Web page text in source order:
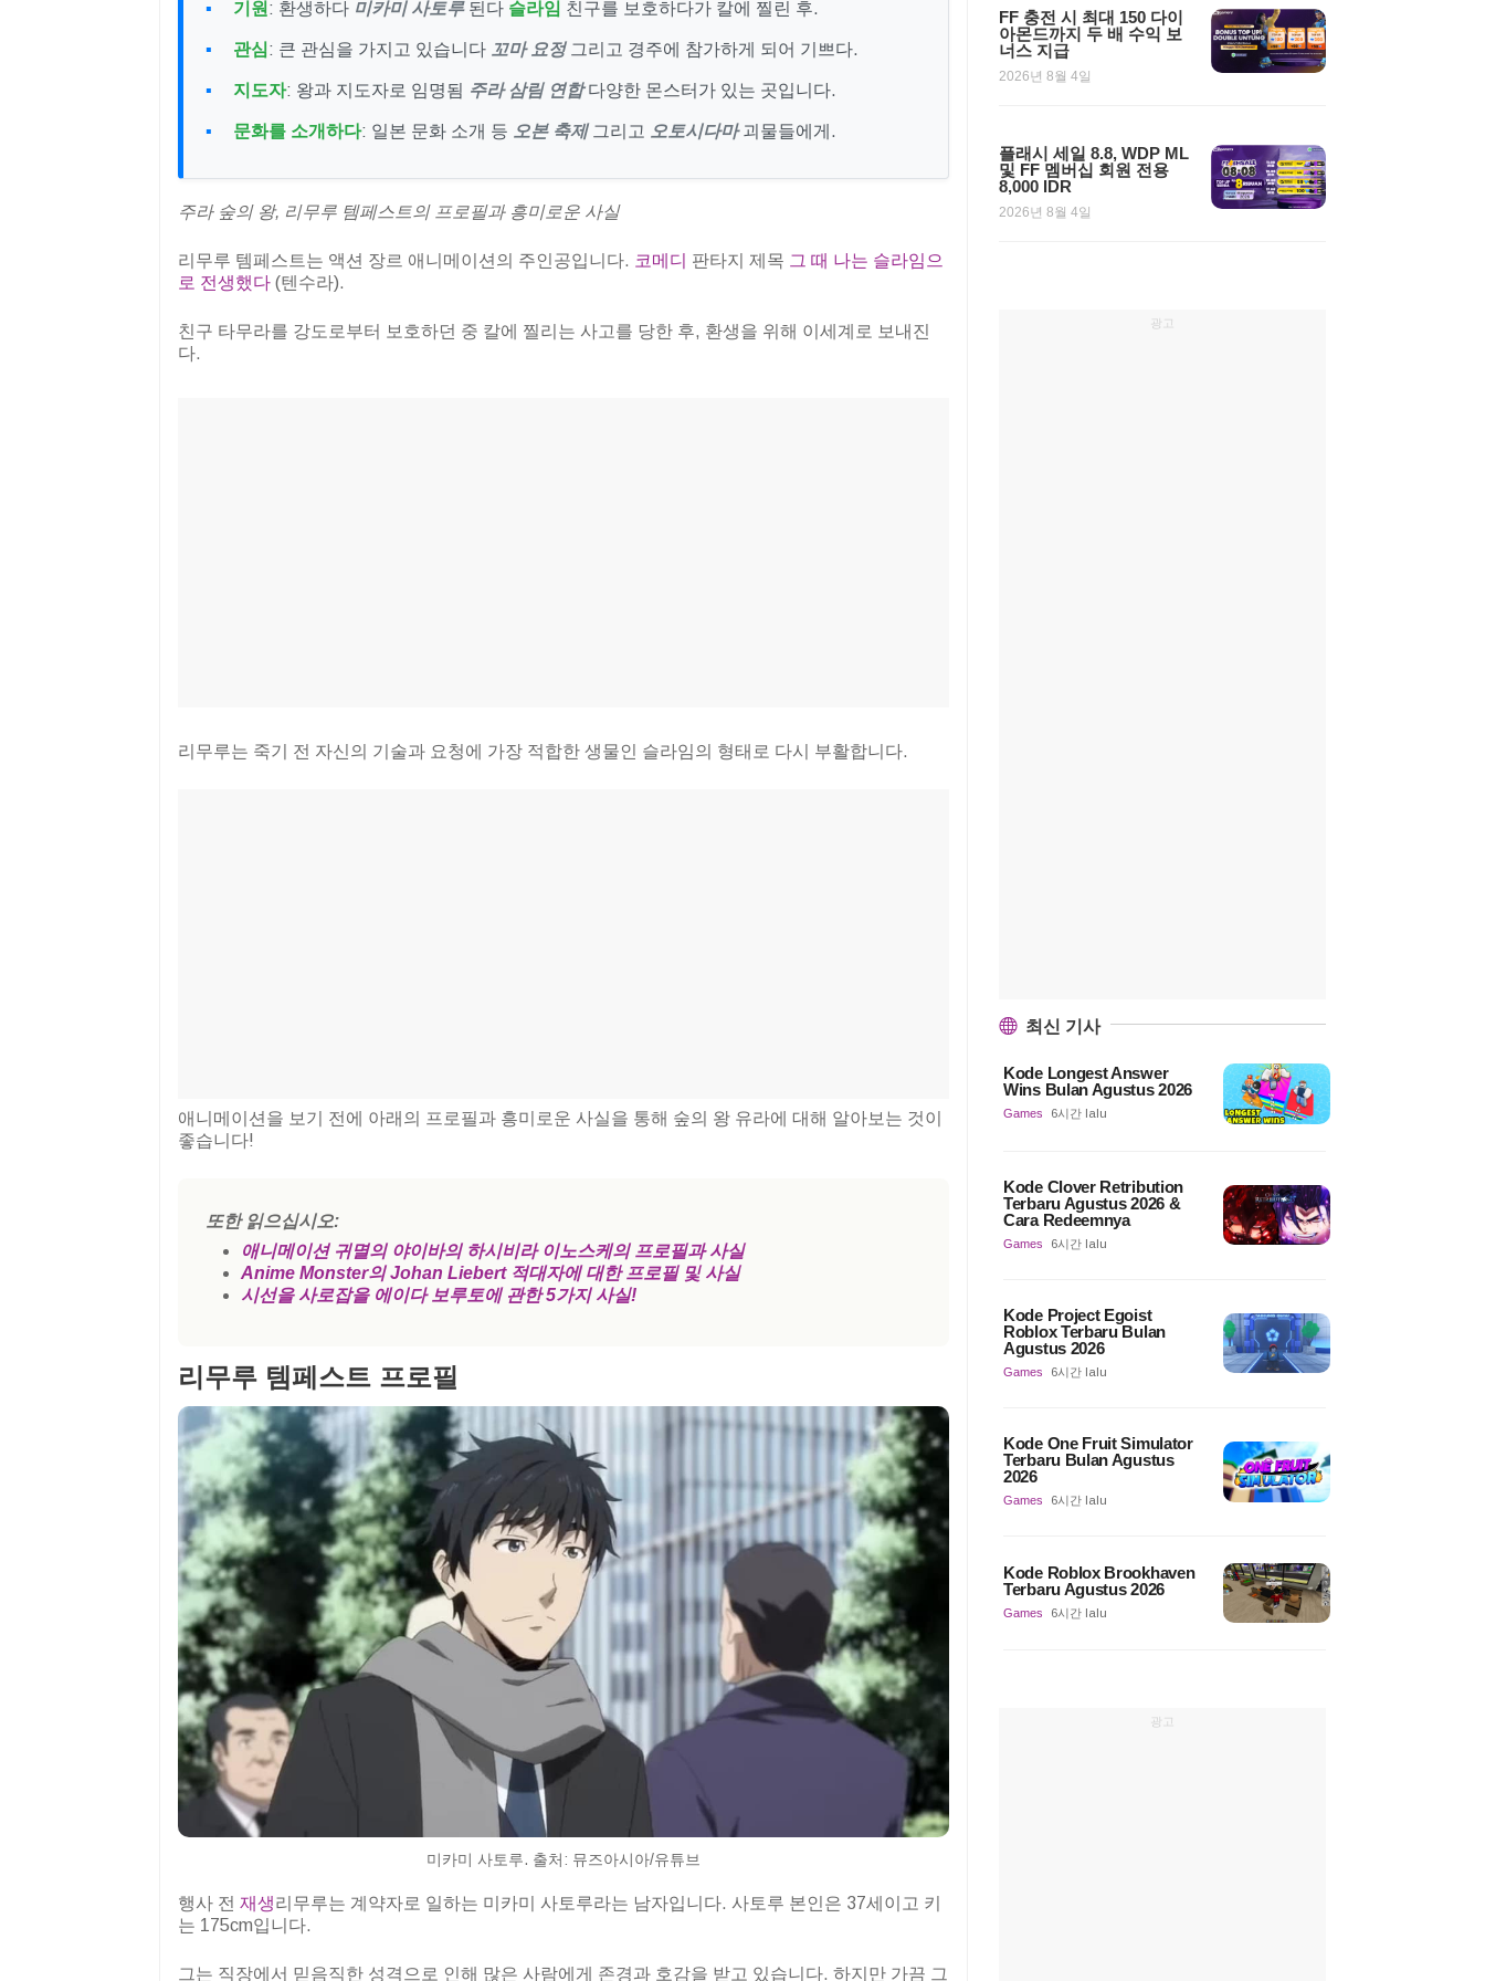
기원 : 환생하다 미카미 사토루된다 슬라임 친구를 보호하다가 칼에 찔린 후.
관심: 큰 관심을 가지고 있습니다 꼬마 요정그리고 경주에 참가하게 되어 기쁘다.
지도자: 왕과 지도자로 임명됨 주라 삼림 연합다양한 몬스터가 있는 곳입니다.
문화를 소개하다: 일본 문화 소개 등 오본 축제그리고 오토시다마괴물들에게.
주라 숲의 왕, 리무루 템페스트의 프로필과 흥미로운 사실
리무루 템페스트는 액션 장르 애니메이션의 주인공입니다. 코메디 판타지 제목 그 때 나는 슬라임으
로 전생했다 (텐수라).
친구 타무라를 강도로부터 보호하던 중 칼에 찔리는 사고를 당한 후, 환생을 위해 이세계로 보내진
다.
리무루는 죽기 전 자신의 기술과 요청에 가장 적합한 생물인 슬라임의 형태로 다시 부활합니다.
애니메이션을 보기 전에 아래의 프로필과 흥미로운 사실을 통해 숲의 왕 유라에 대해 알아보는 것이
좋습니다!
또한 읽으십시오:
애니메이션 귀멸의 야이바의 하시비라 이노스케의 프로필과 사실
Anime Monster의 Johan Liebert 적대자에 대한 프로필 및 사실
시선을 사로잡을 에이다 보루토에 관한 5가지 사실!
리무루 템페스트 프로필
미카미 사토루. 출처: 뮤즈아시아/유튜브
행사 전 재생리무루는 계약자로 일하는 미카미 사토루라는 남자입니다. 사토루 본인은 37세이고 키
는 175cm입니다.
그는 직장에서 믿음직한 성격으로 인해 많은 사람에게 존경과 호감을 받고 있습니다. 하지만 가끔 그
FF 충전 시 최대 150 다이
아몬드까지 두 배 수익 보
너스 지급
2026년 8월 4일
플래시 세일 8.8, WDP ML
및 FF 멤버십 회원 전용
8,000 IDR
2026년 8월 4일
광고
최신 기사
Kode Longest Answer
Wins Bulan Agustus 2026
Games 6시간 lalu
Kode Clover Retribution
Terbaru Agustus 2026 &
Cara Redeemnya
Games 6시간 lalu
Kode Project Egoist
Roblox Terbaru Bulan
Agustus 2026
Games 6시간 lalu
Kode One Fruit Simulator
Terbaru Bulan Agustus
2026
Games 6시간 lalu
Kode Roblox Brookhaven
Terbaru Agustus 2026
Games 6시간 lalu
광고